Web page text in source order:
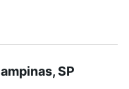
à venda em
SP para
compromisso e
SP